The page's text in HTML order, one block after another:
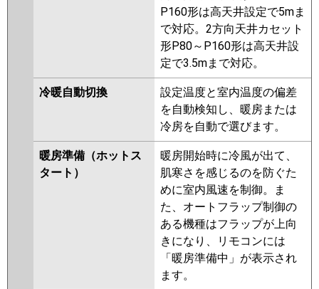
HRMP160HFG5 PLZX-
HRMP160HBF5
PLZX-
ERMP160H5 PLZX-
ERMP160HLE5 PLZX-
ERMP160HE5 PLZX-HRMP160H4
PLZX-HRMP160HBF4 PLZX-
HRMP160HF4 PLZX-
HRMP160HFG4 PLZX-
ERMP160H4 PLZX-
ERMP160HLE4 PLZX-
ERMP160HE4 PLZX-
HRMP160HF3 PLZX-HRMP160H3
PLZX-HRMP160HFG3 PLZX-
ERMP160HE3 PLZX-ERMP160H3
PLZX-ERMP160HLE3 PLZX-
HRMP160HFG2 PLZX-
HRMP160HF2
P160形は高天井設定で5mま
で対応。2方向天井カセット
形P80～P160形は高天井設
定で3.5mまで対応。
冷暖自動切換
設定温度と室内温度の偏差
を自動検知し、暖房または
冷房を自動で選びます。
暖房準備（ホットス
タート）
暖房開始時に冷風が出て、
肌寒さを感じるのを防ぐた
めに室内風速を制御。ま
た、オートフラップ制御の
ある機種はフラップが上向
きになり、リモコンには
「暖房準備中」が表示され
ます。